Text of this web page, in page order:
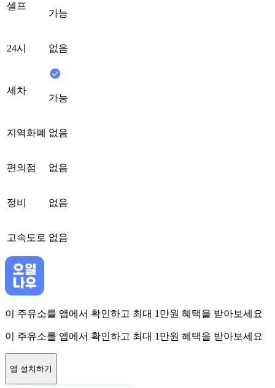
셀프
가능
24시 없음
세차
가능
지역화폐 없음
편의점 없음
정비 없음
고속도로 없음
이 주유소를 앱에서 확인하고 최대 1만원 혜택을 받아보세요
이 주유소를 앱에서 확인하고 최대 1만원 혜택을 받아보세요
앱 설치하기